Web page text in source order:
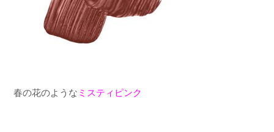
春の花のような ミスティピンク